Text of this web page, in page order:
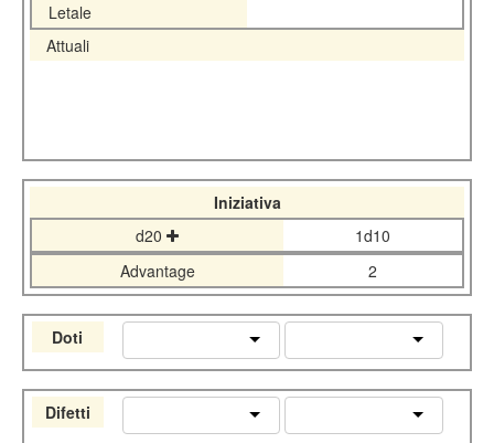
Letale
Attuali
Iniziativa
d20
1d10
Advantage
2
Doti
Difetti